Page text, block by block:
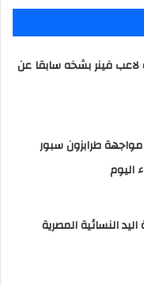
لاعب فينر بشخه سابقا عن
طرابزون سبور
اليوم
النسائية المصرية